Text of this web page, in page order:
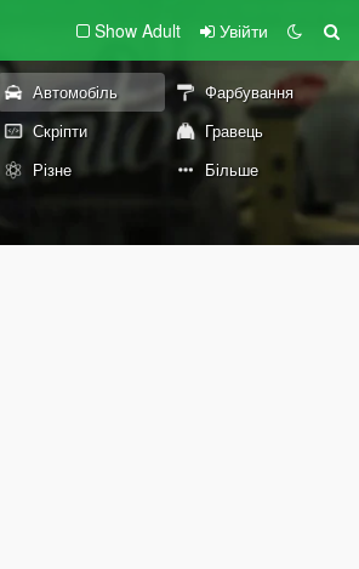
Show Adult Увійти
Автомобіль
Фарбування
Скріпти
Гравець
Різне Більше